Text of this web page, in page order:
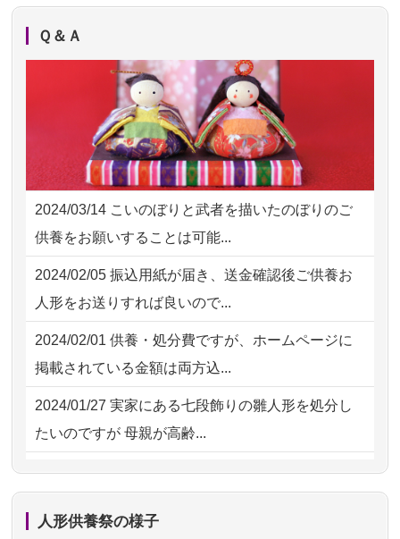
2026/07/31 12:32
2026/07/31 10:29 京都市の方からお申込み
2026/07/31 08:41 埼玉県の方からお申込み
2026/07/30 22:27 墨田区の方からお申込み
2026/07/30 17:02 神奈川の方からお申込み
2026/07/30 15:59 神奈川の方からお申込み
2026/07/30 08:46 東京都の方からお申込み
供養の内容（料金や送り方等）がとて
も丁寧に説...
2026/07/18つい先日も利用させていただきまし
た。 手続...
2026/07/18 大切にしていたお人形をきちんと供養
してくださ...
2026/07/15 子供の頃から可愛がってきた七段飾り
の雛人形で...
2026/07/15 お客様の声を読み、丁寧に供養してい
ただけそう...
2026/07/13 遠方からでもご依頼出来る点と申込ま
での方法が...
Ｑ＆Ａ
2024/03/14 こいのぼりと武者を描いたのぼりのご
供養をお願いすることは可能...
2024/02/05 振込用紙が届き、送金確認後ご供養お
人形をお送りすれば良いので...
2024/02/01 供養・処分費ですが、ホームページに
掲載されている金額は両方込...
2024/01/27 実家にある七段飾りの雛人形を処分し
たいのですが 母親が高齢...
2024/01/13剥製の供養・処分をお願いできます
人形供養祭の様子